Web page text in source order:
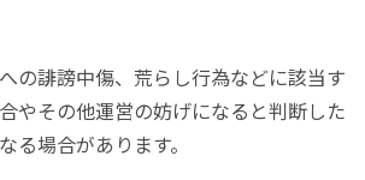
の誹謗中傷、荒らし行為などに該当す
やその他運営の妨げになると判断した
る場合があります。